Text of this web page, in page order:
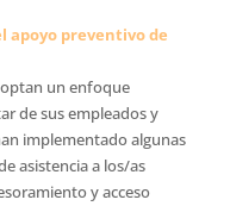
apoyo preventivo de
un enfoque
de sus empleados y
implementado algunas
asistencia a los/as
y acceso